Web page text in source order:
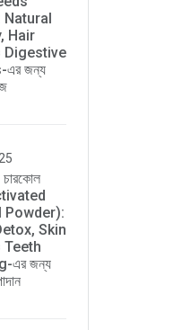
Natural
Hair
Digestive
জন্য
চারকোল
Powder):
Skin
Teeth
এর জন্য